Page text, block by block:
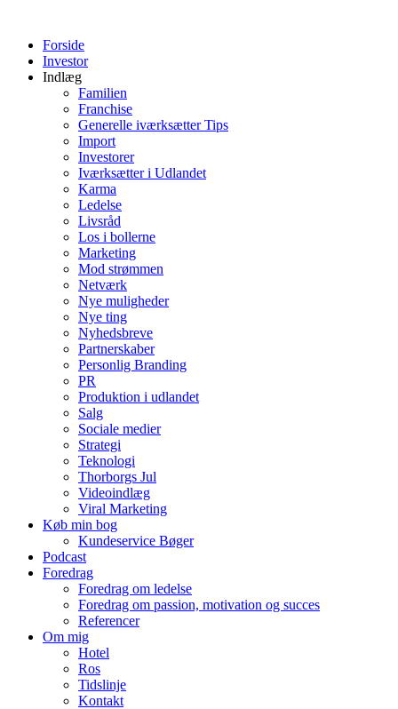
indholdForside
Investor
Indlæg
Familien
Franchise
Generelle iværksætter Tips
Import
Investorer
Iværksætter i Udlandet
Karma
Ledelse
Livsråd
Los i bollerne
Marketing
Mod strømmen
Netværk
Nye muligheder
Nye ting
Nyhedsbreve
Partnerskaber
Personlig Branding
PR
Produktion i udlandet
Salg
Sociale medier
Strategi
Teknologi
Thorborgs Jul
Videoindlæg
Viral Marketing
Køb min bog
Kundeservice Bøger
Podcast
Foredrag
Foredrag om ledelse
Foredrag om passion, motivation og succes
Referencer
Om mig
Hotel
Ros
Tidslinje
Kontakt